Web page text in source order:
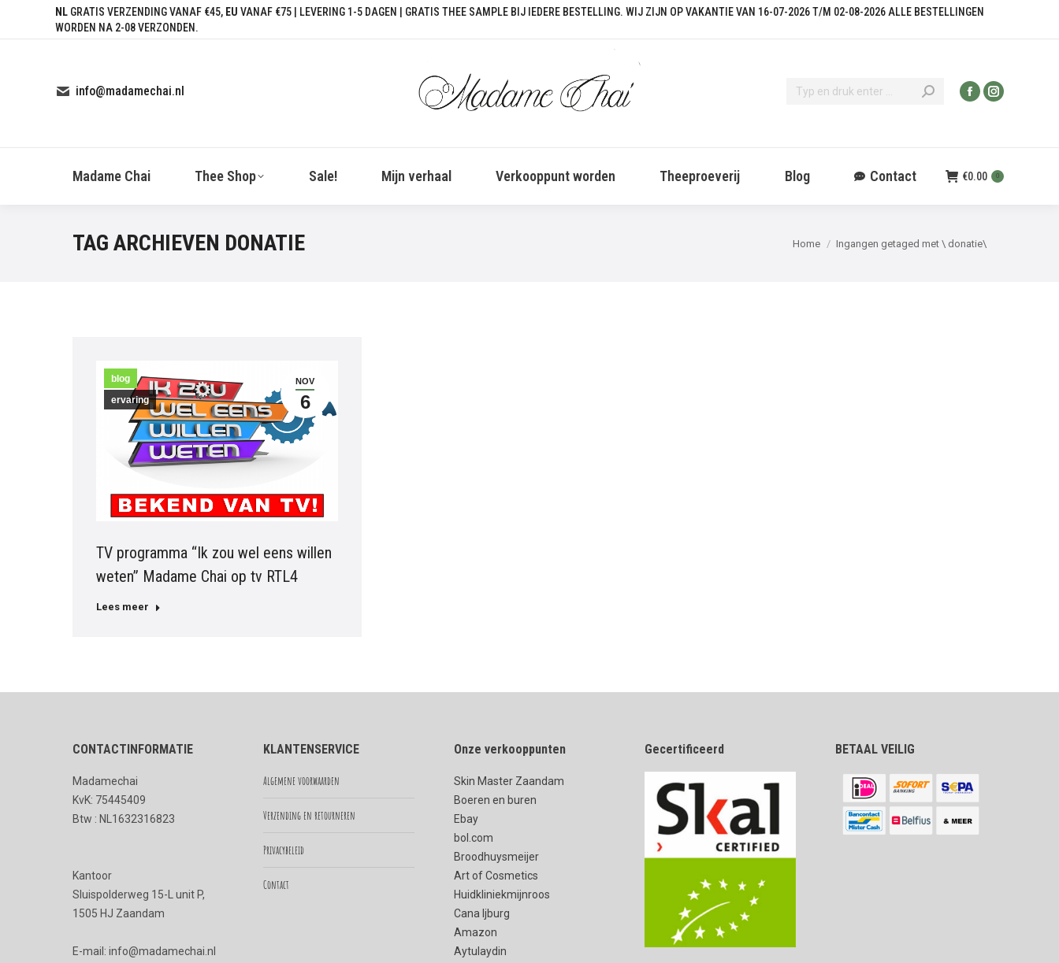
NL GRATIS VERZENDING VANAF €45, EU VANAF €75 | LEVERING 1-5 DAGEN | GRATIS THEE SAMPLE BIJ IEDERE BESTELLING. WIJ ZIJN OP VAKANTIE VAN 16-07-2026 T/M 02-08-2026 ALLE BESTELLINGEN
WORDEN NA 2-08 VERZONDEN.
info@madamechai.nl
Madame Chai Thee Shop Sale! Mijn verhaal Verkooppunt worden Theeproeverij Blog Contact €0.00 0
TAG ARCHIEVEN DONATIE Je bent hier:
Home Ingangen getaged met \ donatie\
NOV
6
blog
ervaring
TV programma “Ik zou wel eens willen
weten” Madame Chai op tv RTL4
Lees meer
CONTACTINFORMATIE
Madamechai
KvK: 75445409
Btw : NL1632316823
Kantoor
Sluispolderweg 15-L unit P,
1505 HJ Zaandam
E-mail: info@madamechai.nl
KLANTENSERVICE
Algemene voorwaarden
Verzending en retourneren
Privacybeleid
Contact
Onze verkooppunten
Skin Master Zaandam
Boeren en buren
Ebay
bol.com
Broodhuysmeijer
Art of Cosmetics
Huidkliniekmijnroos
Cana Ijburg
Amazon
Aytulaydin
Gecertificeerd BETAAL VEILIG